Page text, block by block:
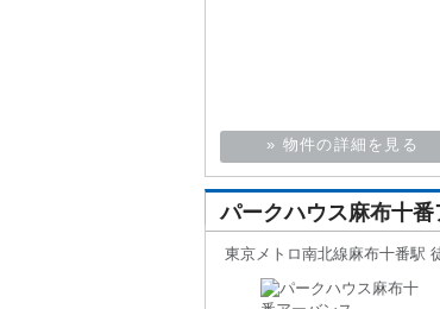
» 物件の詳細を見る
パークハウス麻布十番
東京メトロ南北線麻布十番駅